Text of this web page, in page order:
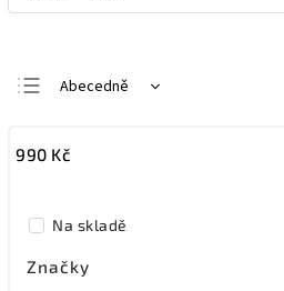
Abecedně
Nejdražší
990 Kč
Na skladě
Značky